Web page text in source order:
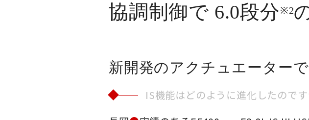
協調制御で 6.0段分※2
新開発のアクチュエーター
IS機能はどのように進化したのです